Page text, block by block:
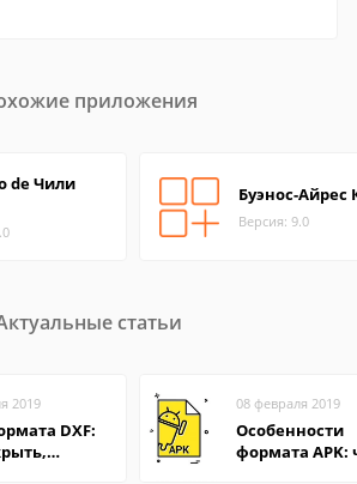
приложения
de Чили
Буэнос-Айрес
Версия: 9.0
статьи
2019
DXF:
08 февраля 2019
Особенности
формата APK: